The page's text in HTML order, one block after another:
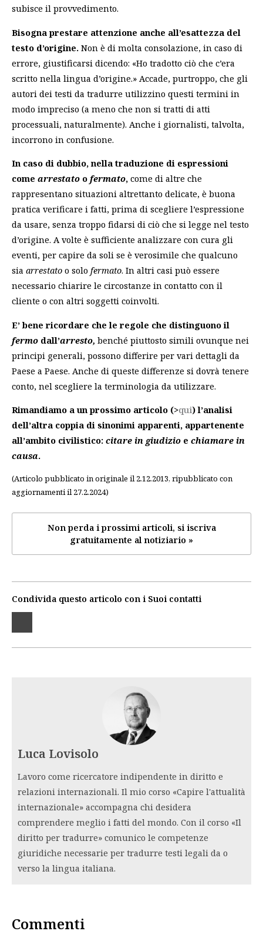
subisce il provvedimento.
Bisogna prestare attenzione anche all’esattezza del
testo d’origine. Non è di molta consolazione, in caso di
errore, giustificarsi dicendo: «Ho tradotto ciò che c’era
scritto nella lingua d’origine.» Accade, purtroppo, che gli
autori dei testi da tradurre utilizzino questi termini in
modo impreciso (a meno che non si tratti di atti
processuali, naturalmente). Anche i giornalisti, talvolta,
incorrono in confusione.
In caso di dubbio, nella traduzione di espressioni
come arrestato o fermato, come di altre che
rappresentano situazioni altrettanto delicate, è buona
pratica verificare i fatti, prima di scegliere l’espressione
da usare, senza troppo fidarsi di ciò che si legge nel testo
d’origine. A volte è sufficiente analizzare con cura gli
eventi, per capire da soli se è verosimile che qualcuno
sia arrestato o solo fermato. In altri casi può essere
necessario chiarire le circostanze in contatto con il
cliente o con altri soggetti coinvolti.
E’ bene ricordare che le regole che distinguono il
fermo dall’arresto, benché piuttosto simili ovunque nei
principi generali, possono differire per vari dettagli da
Paese a Paese. Anche di queste differenze si dovrà tenere
conto, nel scegliere la terminologia da utilizzare.
Rimandiamo a un prossimo articolo (>qui) l’analisi
dell’altra coppia di sinonimi apparenti, appartenente
all’ambito civilistico: citare in giudizio e chiamare in
causa.
(Articolo pubblicato in originale il 2.12.2013, ripubblicato con
aggiornamenti il 27.2.2024)
Non perda i prossimi articoli, si iscriva
gratuitamente al notiziario »
Condivida questo articolo con i Suoi contatti
Luca Lovisolo
Lavoro come ricercatore indipendente in diritto e
relazioni internazionali. Il mio corso «Capire l'attualità
internazionale» accompagna chi desidera
comprendere meglio i fatti del mondo. Con il corso «Il
diritto per tradurre» comunico le competenze
giuridiche necessarie per tradurre testi legali da o
verso la lingua italiana.
Commenti